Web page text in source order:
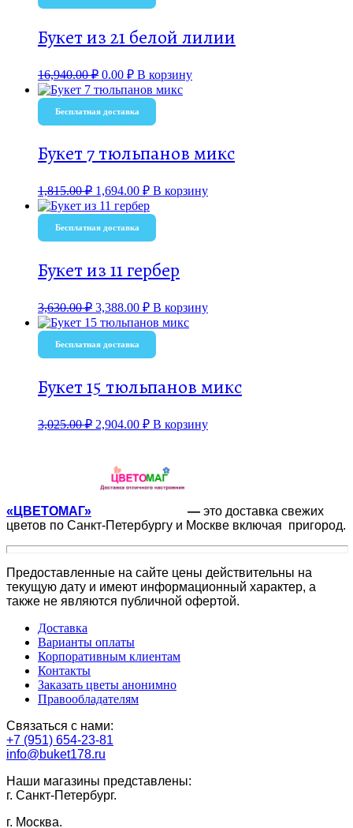
Букет из 21 белой лилии
16,940.00₽ 0.00 ₽ В корзину
Бесплатная доставка
Букет 7 тюльпанов микс
1,815.00₽ 1,694.00 ₽ В корзину
Бесплатная доставка
Букет из 11 гербер
3,630.00₽ 3,388.00 ₽ В корзину
Бесплатная доставка
Букет 15 тюльпанов микс
3,025.00₽ 2,904.00 ₽ В корзину
«ЦВЕТОМАГ» — это доставка свежих
цветов по Санкт-Петербургу и Москве включая пригород.
Предоставленные на сайте цены действительны на
текущую дату и имеют информационный характер, а
также не являются публичной офертой.
Доставка
Варианты оплаты
Корпоративным клиентам
Контакты
Заказать цветы анонимно
Правообладателям
Связаться с нами:
+7 (951) 654-23-81
info@buket178.ru
Наши магазины представлены:
г. Санкт-Петербург.
г. Москва.